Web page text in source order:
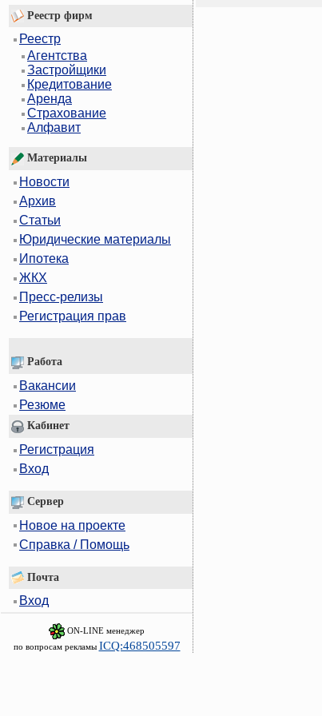
Реестр фирм
Реестр
Агентства
Застройщики
Кредитование
Аренда
Страхование
Алфавит
Материалы
Новости
Архив
Статьи
Юридические материалы
Ипотека
ЖКХ
Пресс-релизы
Регистрация прав
Работа
Вакансии
Резюме
Кабинет
Регистрация
Вход
Сервер
Новое на проекте
Справка / Помощь
Почта
Вход
ON-LINE менеджер
по вопросам рекламы ICQ:468505597